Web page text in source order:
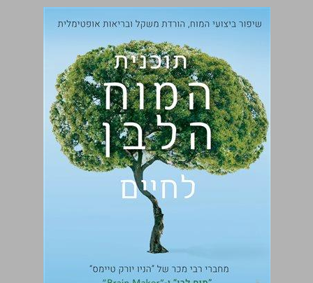
תוכנית המוח הלבן לחיים ... 0